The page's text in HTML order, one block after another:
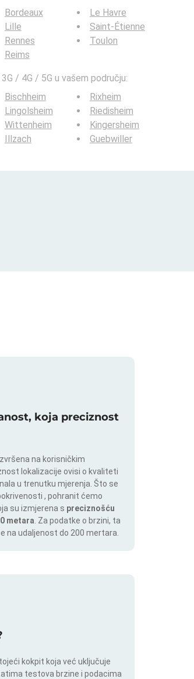
Bordeaux
Lille
Rennes
Reims
Le Havre
Saint-Étienne
Toulon
/ 4G / 5G u vašem području:
Bischheim
Lingolsheim
Wittenheim
Illzach
Rixheim
Riedisheim
Kingersheim
Guebwiller
koja preciznost
na korisničkim
lokalizacije ovisi o kvaliteti
u trenutku mjerenja. Što se
, pohranit ćemo
su izmjerena s preciznošću
metara . Za podatke o brzini, ta
na udaljenost do 200 mertara.
kokpit koja već uključuje
testova brzine i podacima